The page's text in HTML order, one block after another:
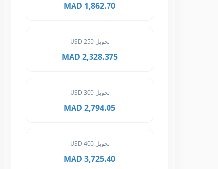
1,862.70 MAD
تحويل 250 USD
2,328.375 MAD
تحويل 300 USD
2,794.05 MAD
تحويل 400 USD
3,725.40 MAD